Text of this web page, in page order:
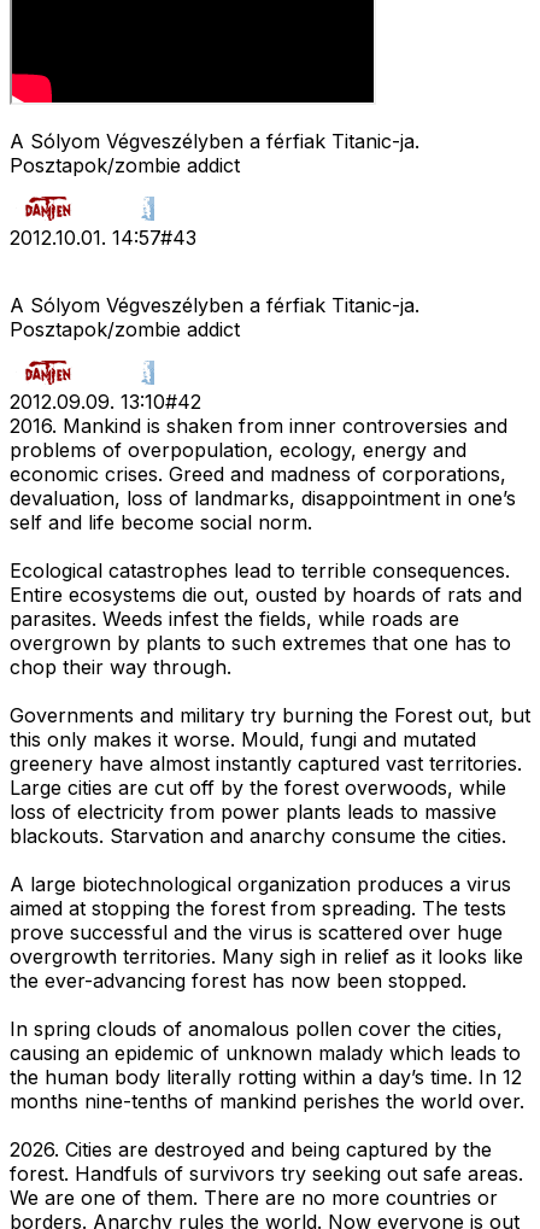
A Sólyom Végveszélyben a férfiak Titanic-ja.
Posztapok/zombie addict
2012.10.01. 14:57#43
A Sólyom Végveszélyben a férfiak Titanic-ja.
Posztapok/zombie addict
2012.09.09. 13:10#42
2016. Mankind is shaken from inner controversies and
problems of overpopulation, ecology, energy and
economic crises. Greed and madness of corporations,
devaluation, loss of landmarks, disappointment in one’s
self and life become social norm.
Ecological catastrophes lead to terrible consequences.
Entire ecosystems die out, ousted by hoards of rats and
parasites. Weeds infest the fields, while roads are
overgrown by plants to such extremes that one has to
chop their way through.
Governments and military try burning the Forest out, but
this only makes it worse. Mould, fungi and mutated
greenery have almost instantly captured vast territories.
Large cities are cut off by the forest overwoods, while
loss of electricity from power plants leads to massive
blackouts. Starvation and anarchy consume the cities.
A large biotechnological organization produces a virus
aimed at stopping the forest from spreading. The tests
prove successful and the virus is scattered over huge
overgrowth territories. Many sigh in relief as it looks like
the ever-advancing forest has now been stopped.
In spring clouds of anomalous pollen cover the cities,
causing an epidemic of unknown malady which leads to
the human body literally rotting within a day’s time. In 12
months nine-tenths of mankind perishes the world over.
2026. Cities are destroyed and being captured by the
forest. Handfuls of survivors try seeking out safe areas.
We are one of them. There are no more countries or
borders. Anarchy rules the world. Now everyone is out